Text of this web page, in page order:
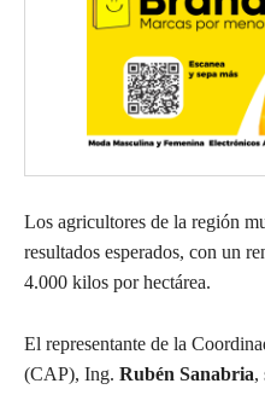
Los agricultores de la región
resultados esperados, con un
4.000 kilos por hectárea.
El representante de la
(CAP), Ing. Rubén Sanabria,